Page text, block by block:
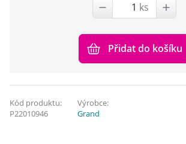
ks
Přidat do košíku
Kód produktu:
P22010946
Výrobce:
Grand